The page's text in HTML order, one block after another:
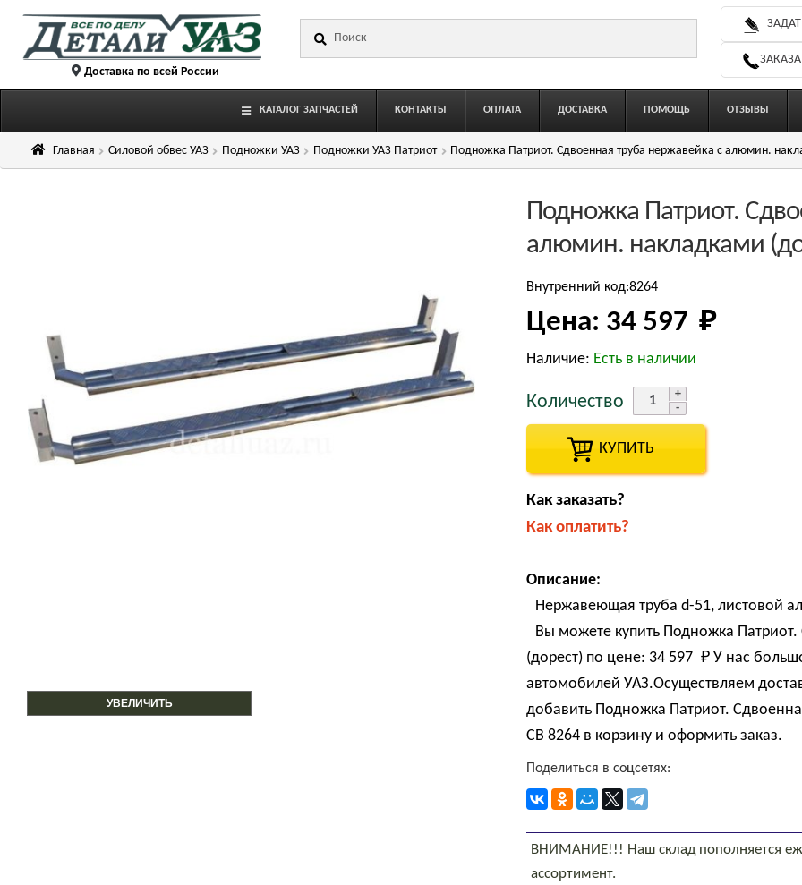
Перейти
Перейти
содержимому Доставка по всей России
КАТАЛОГ ЗАПЧАСТЕЙ КОНТАКТЫ ОПЛАТА ДОСТАВКА ПОМОЩЬ ОТЗЫВЫ
Главная Силовой обвес УАЗ Подножки УАЗ Подножки УАЗ Патриот Подножка Патриот. Сдвоенная труба нержавейка с алюмин.
УВЕЛИЧИТЬ
Подножка Патриот.
алюмин. накладками
Внутренний код:8264
Цена: 34 597 ₽
Наличие: Есть в наличии
Количество
КУПИТЬ
Как заказать?
Как оплатить?
Описание:
Нержавеющая труба d-51, листовой
Вы можете купить Подножка
(дорест) по цене: 34 597 ₽ У нас
автомобилей УАЗ.Осуществляем
добавить Подножка Патриот.
СВ 8264 в корзину и оформить заказ.
Поделиться в соцсетях:
ВНИМАНИЕ!!! Наш склад пополняется
ассортимент.